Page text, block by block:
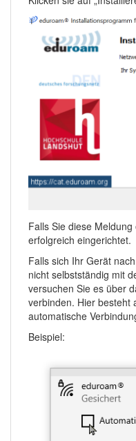
Falls Sie diese
erfolgreich eingerichtet.
Falls sich Ihr Gerät
nicht selbstständig mit
versuchen Sie es über
verbinden. Hier besteht
automatische
Beispiel: